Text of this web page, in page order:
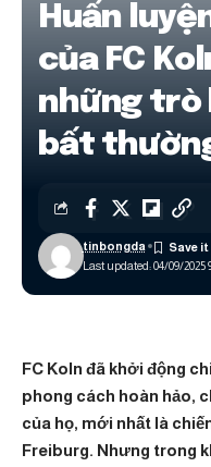
Huấn
của FC
những trò
bất
Last updated: 04/09/2025
tinbongda
FC Koln đã khởi động
phong cách hoàn hảo,
của họ, mới nhất là
Freiburg. Nhưng trong